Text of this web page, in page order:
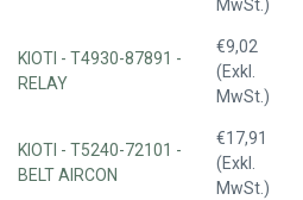
MwSt.)
KIOTI - T4930-87891 -
RELAY
€9,02
(Exkl.
MwSt.)
KIOTI - T5240-72101 -
BELT AIRCON
€17,91
(Exkl.
MwSt.)